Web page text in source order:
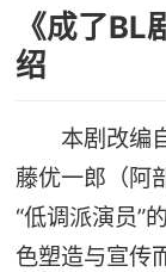
《成了
绍
本剧改编
藤优一郎（阿
“低调派演员”
色塑造与宣传